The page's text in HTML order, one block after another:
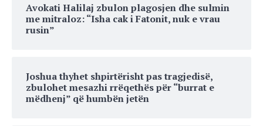
Avokati Halilaj zbulon plagosjen dhe sulmin
me mitraloz: “Isha cak i Fatonit, nuk e vrau
rusin”
Joshua thyhet shpirtërisht pas tragjedisë,
zbulohet mesazhi rrëqethës për “burrat e
mëdhenj” që humbën jetën